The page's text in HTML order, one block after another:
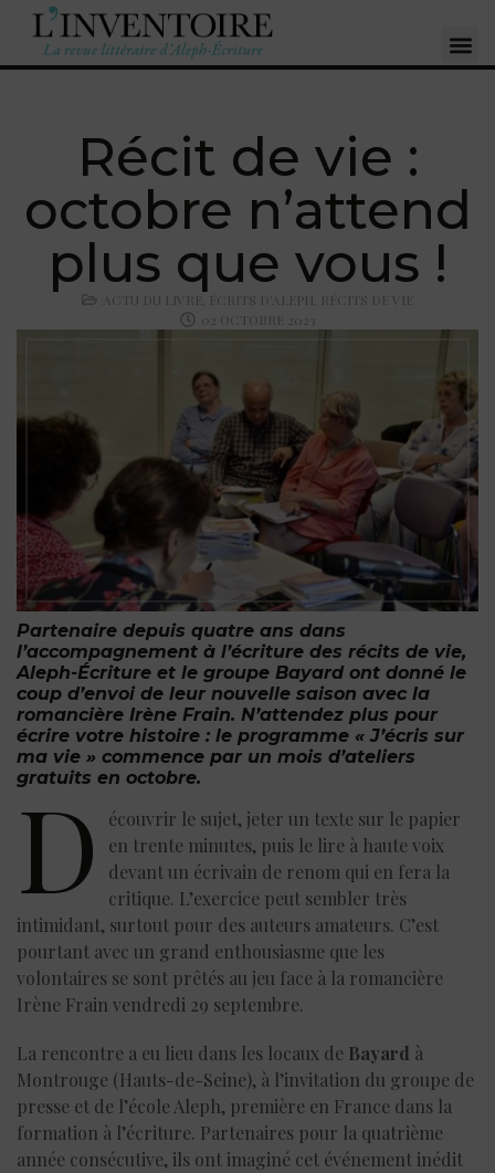
Récit de vie :
octobre n’attend
plus que vous !
ACTU DU LIVRE ÉCRITS D'ALEPH RÉCITS DE VIE
02 OCTOBRE 2023
Partenaire depuis quatre ans dans
l’accompagnement à l’écriture des récits de vie,
Aleph-Écriture et le groupe Bayard ont donné le
coup d’envoi de leur nouvelle saison avec la
romancière Irène Frain. N’attendez plus pour
écrire votre histoire : le programme « J’écris sur
ma vie » commence par un mois d’ateliers
gratuits en octobre.
D
écouvrir le sujet, jeter un texte sur le papier
en trente minutes, puis le lire à haute voix
devant un écrivain de renom qui en fera la
critique. L’exercice peut sembler très
intimidant, surtout pour des auteurs amateurs. C’est
pourtant avec un grand enthousiasme que les
volontaires se sont prêtés au jeu face à la romancière
Irène Frain vendredi 29 septembre.
La rencontre a eu lieu dans les locaux de Bayard à
Montrouge (Hauts-de-Seine), à l’invitation du groupe de
presse et de l’école Aleph, première en France dans la
formation à l’écriture. Partenaires pour la quatrième
année consécutive, ils ont imaginé cet événement inédit